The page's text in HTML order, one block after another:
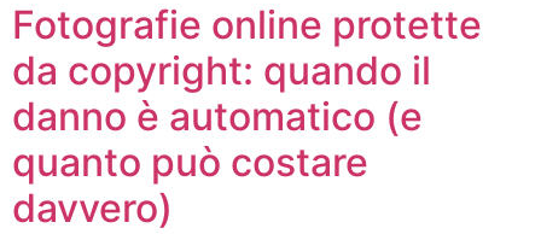
Fotografie online protette
da copyright: quando il
danno è automatico (e
quanto può costare
davvero)